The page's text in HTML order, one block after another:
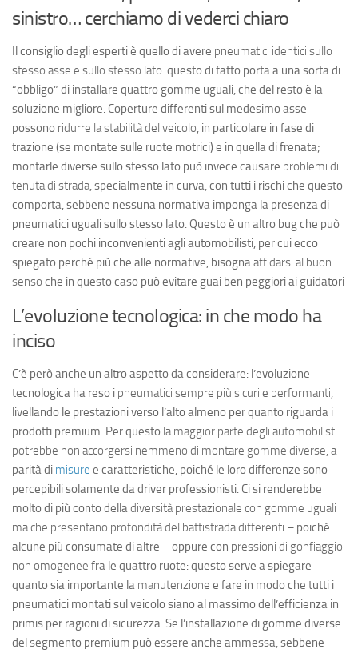
sinistro… cerchiamo di vederci chiaro
Il consiglio degli esperti è quello di avere pneumatici identici sullo
stesso asse e sullo stesso lato: questo di fatto porta a una sorta di
“obbligo” di installare quattro gomme uguali, che del resto è la
soluzione migliore. Coperture differenti sul medesimo asse
possono ridurre la stabilità del veicolo, in particolare in fase di
trazione (se montate sulle ruote motrici) e in quella di frenata;
montarle diverse sullo stesso lato può invece causare problemi di
tenuta di strada, specialmente in curva, con tutti i rischi che questo
comporta, sebbene nessuna normativa imponga la presenza di
pneumatici uguali sullo stesso lato. Questo è un altro bugche può
creare non pochi inconvenienti agli automobilisti, per cui ecco
spiegato perché più che alle normative, bisognaaffidarsi al buon
senso che in questo caso può evitare guai ben peggiori ai guidatori
L’evoluzione tecnologica: in che modo ha
inciso
C’è però anche un altro aspetto da considerare: l’evoluzione
tecnologica ha reso i pneumatici sempre più sicuri e performanti,
livellando le prestazioni verso l’alto almeno per quanto riguarda i
prodotti premium. Per questo la maggior parte degli automobilisti
potrebbe non accorgersi nemmeno di montare gomme diverse, a
parità di misure e caratteristiche, poiché le loro differenze sono
percepibili solamente dadriver professionisti. Ci si renderebbe
molto di più conto delladiversità prestazionale con gomme uguali
ma che presentano profondità del battistrada differenti – poiché
alcune più consumate di altre – oppure con pressioni di gonfiaggio
non omogenee fra le quattro ruote: questo serve a spiegare
quanto sia importante la manutenzione e fare in modo che tutti i
pneumatici montati sul veicolo siano al massimo dell’efficienza in
primis per ragioni di sicurezza. Se l’installazione di gomme diverse
del segmento premium può essere anche ammessa, sebbene